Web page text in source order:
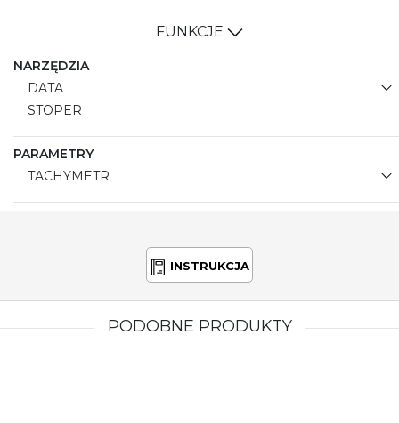
także wyraz osobistego gustu i klasy. Dla mężczyzny,
który ceni sobie elegancję i prestiż, ten zegarek
FUNKCJE
NARZĘDZIA
DATA
STOPER
PARAMETRY
TACHYMETR
INSTRUKCJA
PODOBNE PRODUKTY